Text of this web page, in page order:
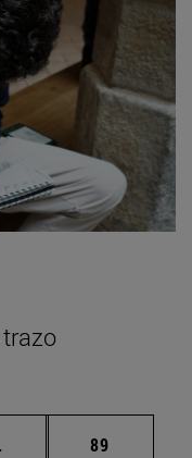
Páginas intermedias
Página
89